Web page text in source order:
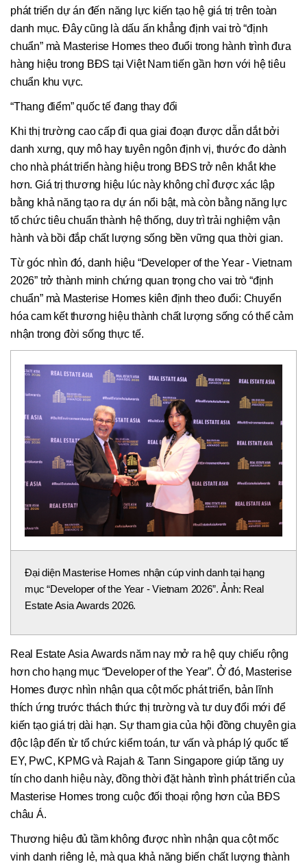
phát triển dự án đến năng lực kiến tạo hệ giá trị trên toàn
danh mục. Đây cũng là dấu ấn khẳng định vai trò “định
chuẩn” mà Masterise Homes theo đuổi trong hành trình đưa
hàng hiệu trong BĐS tại Việt Nam tiến gần hơn với hệ tiêu
chuẩn khu vực.
“Thang điểm” quốc tế đang thay đổi
Khi thị trường cao cấp đi qua giai đoạn được dẫn dắt bởi
danh xưng, quy mô hay tuyên ngôn định vị, thước đo dành
cho nhà phát triển hàng hiệu trong BĐS trở nên khắt khe
hơn. Giá trị thương hiệu lúc này không chỉ được xác lập
bằng khả năng tạo ra dự án nổi bật, mà còn bằng năng lực
tổ chức tiêu chuẩn thành hệ thống, duy trì trải nghiệm vận
hành và bồi đắp chất lượng sống bền vững qua thời gian.
Từ góc nhìn đó, danh hiệu “Developer of the Year - Vietnam
2026” trở thành minh chứng quan trọng cho vai trò “định
chuẩn” mà Masterise Homes kiên định theo đuổi: Chuyển
hóa cam kết thương hiệu thành chất lượng sống có thể cảm
nhận trong đời sống thực tế.
Đại diện Masterise Homes nhận cúp vinh danh tại hạng
mục “Developer of the Year - Vietnam 2026”. Ảnh: Real
Estate Asia Awards 2026.
Real Estate Asia Awards năm nay mở ra hệ quy chiếu rộng
hơn cho hạng mục “Developer of the Year”. Ở đó, Masterise
Homes được nhìn nhận qua cột mốc phát triển, bản lĩnh
thích ứng trước thách thức thị trường và tư duy đổi mới để
kiến tạo giá trị dài hạn. Sự tham gia của hội đồng chuyên gia
độc lập đến từ tổ chức kiểm toán, tư vấn và pháp lý quốc tế
EY, PwC, KPMG và Rajah & Tann Singapore giúp tăng uy
tín cho danh hiệu này, đồng thời đặt hành trình phát triển của
Masterise Homes trong cuộc đối thoại rộng hơn của BĐS
châu Á.
Thương hiệu đủ tầm không được nhìn nhận qua cột mốc
vinh danh riêng lẻ, mà qua khả năng biến chất lượng thành